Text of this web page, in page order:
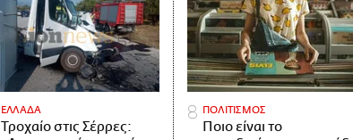
ΕΛΛΑΔΑ
Τροχαίο στις Σέρρες:
ΠΟΛΙΤΙΣΜΟΣ
Ποιο είναι το